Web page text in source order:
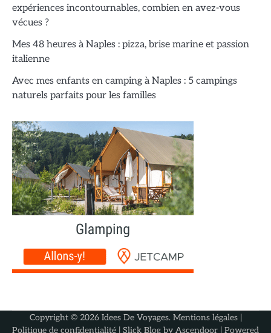
expériences incontournables, combien en avez-vous
vécues ?
Mes 48 heures à Naples : pizza, brise marine et passion
italienne
Avec mes enfants en camping à Naples : 5 campings
naturels parfaits pour les familles
Copyright © 2026 Idees De Voyages. Mentions légales|
Politique de confidentialité | Slick Blog by Ascendoor | Powered